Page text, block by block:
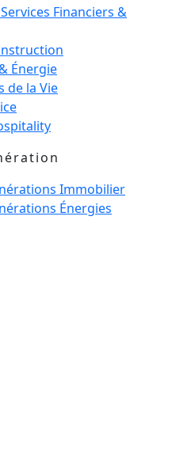
Financiers &
Énergie
de la Vie
Immobilier
Énergies